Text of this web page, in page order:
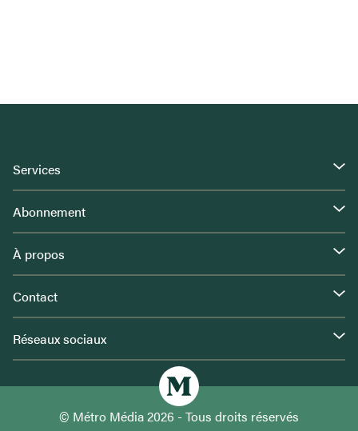
Services
Abonnement
À propos
Contact
Réseaux sociaux
© Métro Média 2026 - Tous droits réservés